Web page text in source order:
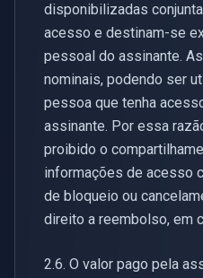
disponibilizadas
acesso e destinam-se
pessoal do assinante.
nominais, podendo ser
pessoa que tenha
assinante. Por essa
proibido o
informações de acesso
de bloqueio ou
direito a reembolso, em
2.6. O valor pago pela